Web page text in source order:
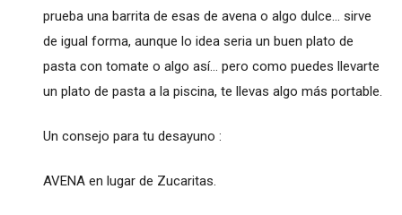
prueba una barrita de esas de avena o algo dulce... sirve
de igual forma, aunque lo idea seria un buen plato de
pasta con tomate o algo así... pero como puedes llevarte
un plato de pasta a la piscina, te llevas algo más portable.
Un consejo para tu desayuno :
AVENA en lugar de Zucaritas.